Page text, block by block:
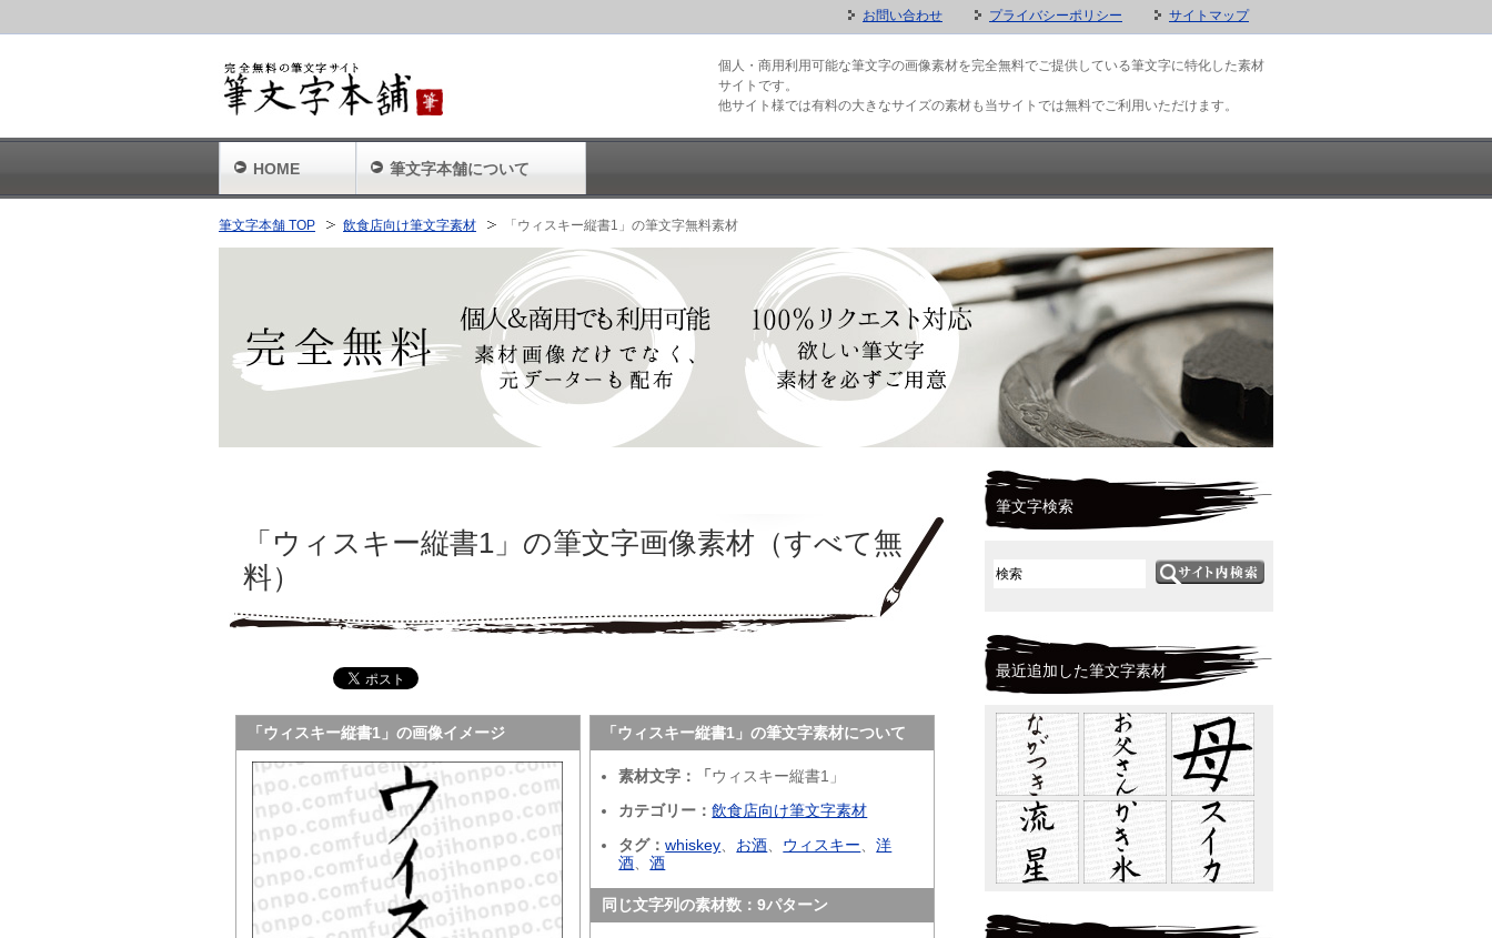
筆文字本舗 TOP 飲食店向け筆文字素材 「ウィスキー縦書1」の筆文字無料素材
「ウィスキー縦書1」の筆文字画像素材（すべて無
料）
「ウィスキー縦書1」の画像イメージ 「ウィスキー縦書1」の筆文字素材について
素材文字：「 ウィスキー縦書1」
カテゴリー：飲食店向け筆文字素材
タグ：whiskey お酒 ウィスキー 、洋
酒 、酒
同じ文字列の素材数：9パターン
筆文字検索
最近追加した筆文字素材
お問い合わせ プライバシーポリシー サイトマップ
個人・商用利用可能な筆文字の画像素材を完全無料でご提供している筆文字に特化した素材
サイトです。
他サイト様では有料の大きなサイズの素材も当サイトでは無料でご利用いただけます。
HOME 筆文字本舗について